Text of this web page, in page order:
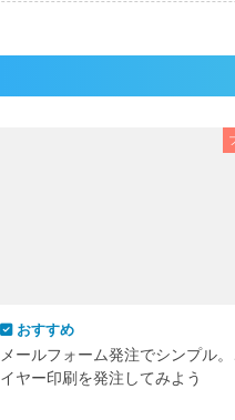
おすすめ
メールフォーム発注でシンプル
イヤー印刷を発注してみよう